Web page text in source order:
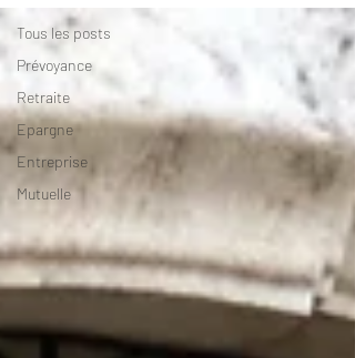
Tous les posts
Prévoyance
Retraite
Epargne
Entreprise
Mutuelle